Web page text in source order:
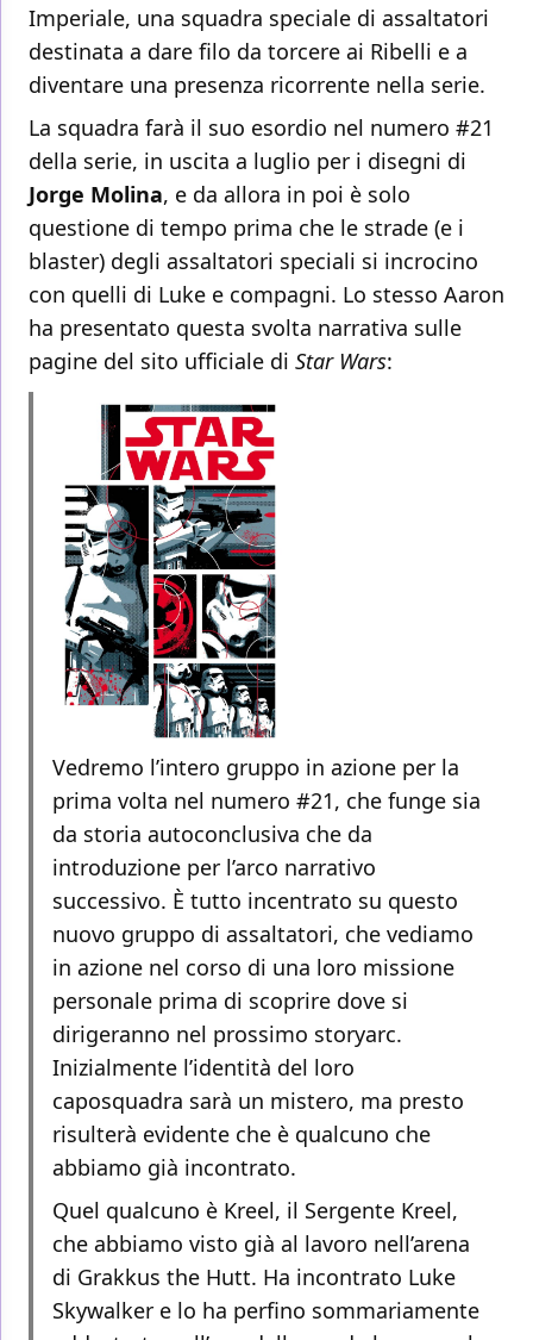
Imperiale, una squadra speciale di assaltatori
destinata a dare filo da torcere ai Ribelli e a
diventare una presenza ricorrente nella serie.
La squadra farà il suo esordio nel numero #21
della serie, in uscita a luglio per i disegni di
Jorge Molina, e da allora in poi è solo
questione di tempo prima che le strade (e i
blaster) degli assaltatori speciali si incrocino
con quelli di Luke e compagni. Lo stesso Aaron
ha presentato questa svolta narrativa sulle
pagine del sito ufficiale di Star Wars:
Vedremo l’intero gruppo in azione per la
prima volta nel numero #21, che funge sia
da storia autoconclusiva che da
introduzione per l’arco narrativo
successivo. È tutto incentrato su questo
nuovo gruppo di assaltatori, che vediamo
in azione nel corso di una loro missione
personale prima di scoprire dove si
dirigeranno nel prossimo storyarc.
Inizialmente l’identità del loro
caposquadra sarà un mistero, ma presto
risulterà evidente che è qualcuno che
abbiamo già incontrato.
Quel qualcuno è Kreel, il Sergente Kreel,
che abbiamo visto già al lavoro nell’arena
di Grakkus the Hutt. Ha incontrato Luke
Skywalker e lo ha perfino sommariamente